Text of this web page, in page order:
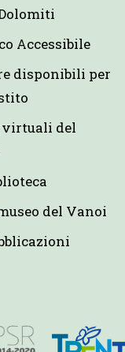
Accessibile
disponibili per
virtuali del
del Vanoi